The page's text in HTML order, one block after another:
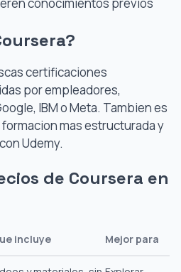
certificaciones
por empleadores,
IBM o Meta. Tambien es
mas estructurada y
Udemy.
de Coursera en
incluye Mejor para